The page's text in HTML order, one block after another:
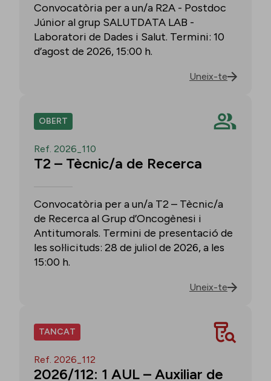
Convocatòria per a un/a R2A - Postdoc
Júnior al grup SALUTDATA LAB -
Laboratori de Dades i Salut. Termini: 10
d’agost de 2026, 15:00 h.
Uneix-te
OBERT
Ref. 2026_110
T2 – Tècnic/a de Recerca
Convocatòria per a un/a T2 – Tècnic/a
de Recerca al Grup d’Oncogènesi i
Antitumorals. Termini de presentació de
les sol·licituds: 28 de juliol de 2026, a les
15:00 h.
Uneix-te
TANCAT
Ref. 2026_112
2026/112: 1 AUL – Auxiliar de